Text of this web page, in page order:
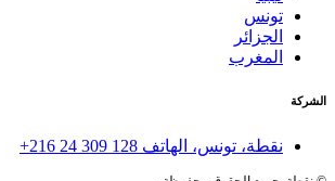
تونس
الجزائر
المغرب
الشركة
نقطة، تونس، الهاتف +216 24 309 128